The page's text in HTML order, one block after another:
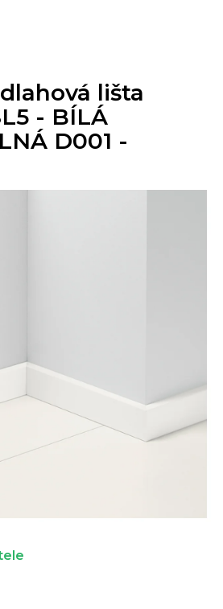
lišta
- BÍLÁ
D001 -